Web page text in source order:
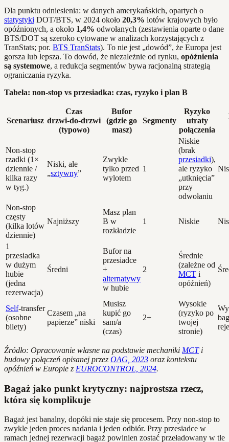
Dla punktu odniesienia: w danych amerykańskich, opartych o
statystyki DOT/BTS, w 2024 około 20,3% lotów krajowych było
opóźnionych, a około 1,4% odwołanych (zestawienia oparte o dane
BTS/DOT są szeroko cytowane w analizach korzystających z
TranStats; por. BTS TranStats). To nie jest „dowód”, że Europa jest
gorsza lub lepsza. To dowód, że niezależnie od rynku, opóźnienia
są systemowe, a redukcja segmentów bywa racjonalną strategią
ograniczania ryzyka.
Tabela: non-stop vs przesiadka: czas, ryzyko i plan B
Scenariusz
Czas
drzwi‑do‑drzwi
(typowo)
Bufor
(gdzie go
masz)
Segmenty
Ryzyko
utraty
połączenia
Non‑stop
rzadki (1×
dziennie /
kilka razy
w tyg.)
Niski, ale
„sztywny”
Zwykle
tylko przed
wylotem
1
Niskie
(brak
przesiadki),
ale ryzyko
„utknięcia”
przy
odwołaniu
Non‑stop
częsty
(kilka lotów
dziennie)
Najniższy
Masz plan
B w
rozkładzie
1 Niskie
1
przesiadka
w dużym
hubie
(jedna
rezerwacja)
Średni
Bufor na
przesiadce
+
alternatywy
w hubie
2
Średnie
(zależne od
MCT i
opóźnień)
Self‑transfer
(osobne
bilety)
Czasem „na
papierze” niski
Musisz
kupić go
sam/a
(czas)
2+
Wysokie
(ryzyko po
twojej
stronie)
Źródło: Opracowanie własne na podstawie mechaniki MCTi
budowy połączeń opisanej przez OAG, 2023 oraz kontekstu
opóźnień w Europie z EUROCONTROL, 2024.
Bagaż jako punkt krytyczny: najprostsza rzecz,
która się komplikuje
Bagaż jest banalny, dopóki nie staje się procesem. Przy non‑stop to
zwykle jeden proces nadania i jeden odbiór. Przy przesiadce w
ramach jednej rezerwacji bagaż powinien zostać przeładowany w tle